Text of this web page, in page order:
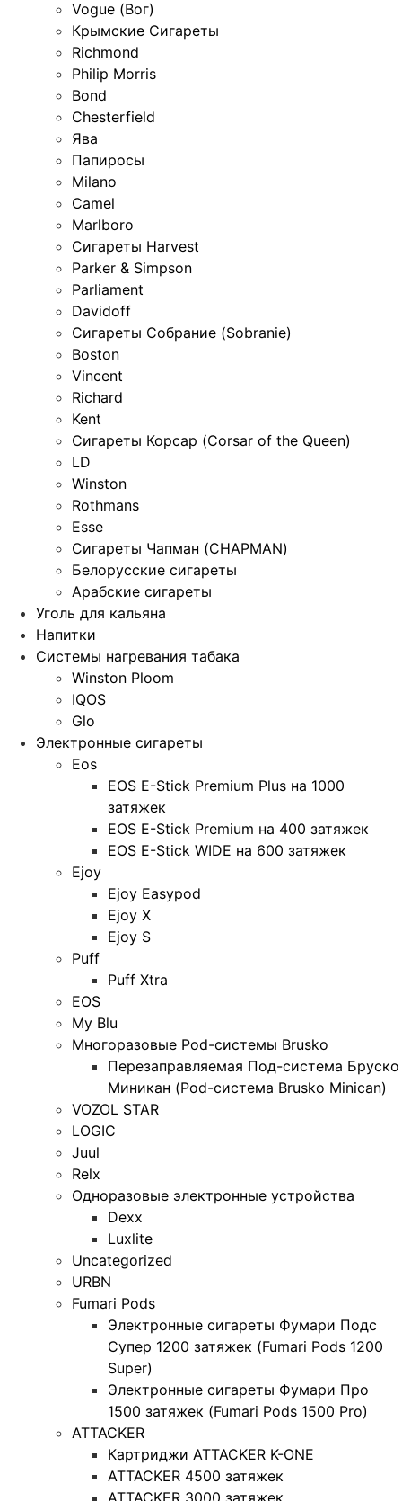
Vogue (Вог)
Крымские Сигареты
Richmond
Philip Morris
Bond
Chesterfield
Ява
Папиросы
Milano
Camel
Marlboro
Сигареты Harvest
Parker & Simpson
Parliament
Davidoff
Сигареты Собрание (Sobranie)
Boston
Vincent
Richard
Kent
Сигареты Корсар (Corsar of the Queen)
LD
Winston
Rothmans
Esse
Сигареты Чапман (CHAPMAN)
Белорусские сигареты
Арабские сигареты
Уголь для кальяна
Напитки
Системы нагревания табака
Winston Ploom
IQOS
Glo
Электронные сигареты
Eos
EOS E-Stick Premium Plus на 1000
затяжек
EOS E-Stick Premium на 400 затяжек
EOS E-Stick WIDE на 600 затяжек
Ejoy
Ejoy Easypod
Ejoy X
Ejoy S
Puff
Puff Xtra
EOS
My Blu
Многоразовые Pod-системы Brusko
Перезаправляемая Под-система Бруско
Миникан (Pod-система Brusko Minican)
VOZOL STAR
LOGIC
Juul
Relx
Одноразовые электронные устройства
Dexx
Luxlite
Uncategorized
URBN
Fumari Pods
Электронные сигареты Фумари Подс
Супер 1200 затяжек (Fumari Pods 1200
Super)
Электронные сигареты Фумари Про
1500 затяжек (Fumari Pods 1500 Pro)
ATTACKER
Картриджи ATTACKER K-ONE
ATTACKER 4500 затяжек
ATTACKER 3000 затяжек